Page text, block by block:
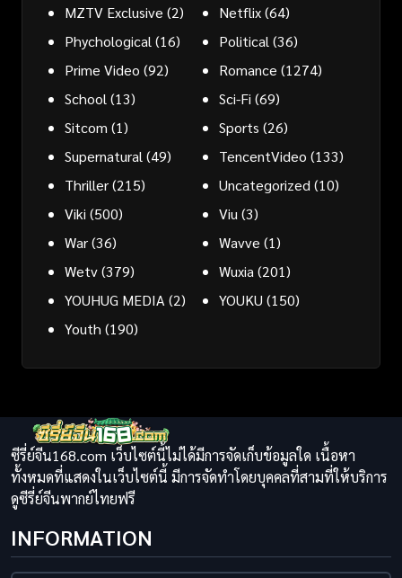
MZTV Exclusive (2) Netflix(64)
Phychological (16) Political (36)
Prime Video (92) Romance (1274)
School (13) Sci-Fi (69)
Sitcom (1) Sports (26)
Supernatural (49) TencentVideo (133)
Thriller(215) Uncategorized (10)
Viki (500) Viu (3)
War(36) Wavve (1)
Wetv(379) Wuxia (201)
YOUHUG MEDIA (2) YOUKU (150)
Youth (190)
ซีรี่ย์จีน168.com เว็บไซต์นี้ไม่ได้มีการจัดเก็บข้อมูลใด เนื้อหา
ทั้งหมดที่แสดงในเว็บไซต์นี้ มีการจัดทำโดยบุคคลที่สามที่ให้บริการ
ดูซีรี่ย์จีนพากย์ไทยฟรี
INFORMATION